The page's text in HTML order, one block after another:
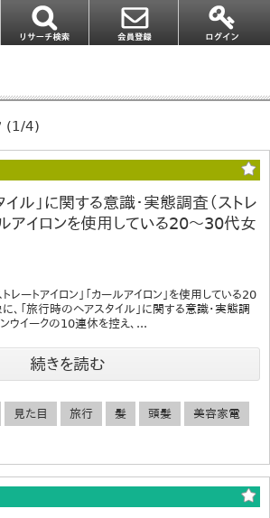
(1/4)
ル」に関する意識・実態調査（ストレ
ルアイロンを使用している20～30代女
レートアイロン」「カールアイロン」を使用している20
「旅行時のヘアスタイル」に関する意識・実態調
ウイークの10連休を控え、...
続きを読む
見た目 旅行 髪 頭髪 美容家電